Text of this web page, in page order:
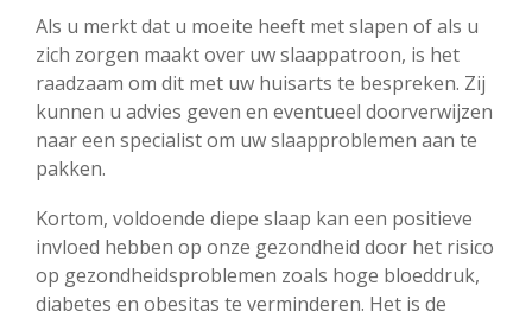
Als u merkt dat u moeite heeft met slapen of als u
zich zorgen maakt over uw slaappatroon, is het
raadzaam om dit met uw huisarts te bespreken. Zij
kunnen u advies geven en eventueel doorverwijzen
naar een specialist om uw slaapproblemen aan te
pakken.
Kortom, voldoende diepe slaap kan een positieve
invloed hebben op onze gezondheid door het risico
op gezondheidsproblemen zoals hoge bloeddruk,
diabetes en obesitas te verminderen. Het is de